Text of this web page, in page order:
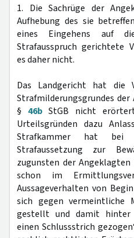
1. Die Sachrüge der
Aufhebung des sie
eines Eingehens auf
Strafausspruch gerichtete
es daher nicht.
Das Landgericht hat die
Strafmilderungsgrundes
§ 46bStGB nicht
Urteilsgründen dazu
Strafkammer hat
Strafaussetzung zur
zugunsten der Angeklagten
schon im
Aussageverhalten von
sich gegen vermeintliche
gestellt und damit hinter
einen Schlussstrich